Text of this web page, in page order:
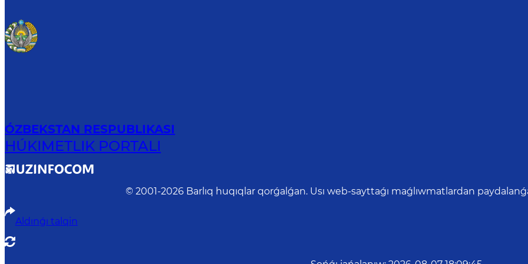
ÓZBEKSTAN RESPUBLIKASI
HÚKIMETLIK PORTALI
© 2001-2026 Barlıq huqıqlar qorǵalǵan. Usı web-sayttaǵı maǵlıwmatlardan
Aldınǵı talqin